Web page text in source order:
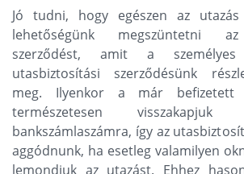
Jó tudni, hogy egészen az
lehetőségünk megszüntetni
szerződést, amit a
utasbiztosítási szerződésünk
meg. Ilyenkor a már befizetett
természetesen
bankszámlaszámra, így az
aggódnunk, ha esetleg valamilyen
lemondjuk az utazást. Ehhez